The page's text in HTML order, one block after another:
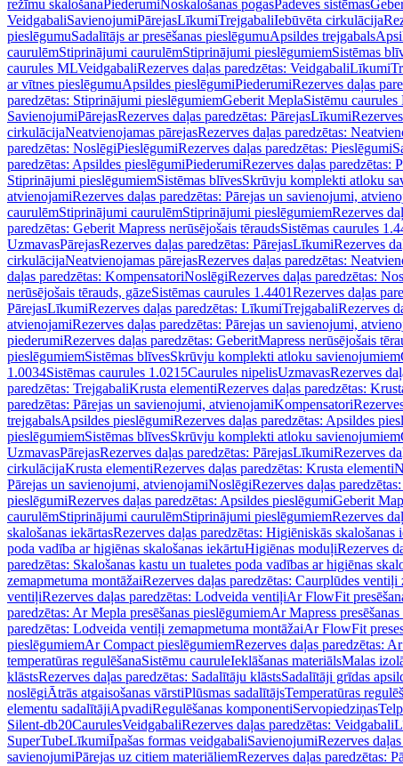
režīmu skalošanaPiederumiNoskalošanas pogasPadeves sistēmas
VeidgabaliSavienojumiPārejasLīkumiTrejgabaliIebūvēta cirkulācija
pieslēgumuSadalītājs ar presēšanas pieslēgumuApsildes trejgabals
caurulēmStiprinājumi caurulēmStiprinājumi pieslēgumiemSistēmas
caurules MLVeidgabaliRezerves daļas paredzētas: VeidgabaliLīkumi
ar vītnes pieslēgumuApsildes pieslēgumiPiederumiRezerves daļas
paredzētas: Stiprinājumi pieslēgumiemGeberit MeplaSistēmu
SavienojumiPārejasRezerves daļas paredzētas: PārejasLīkumi
cirkulācijaNeatvienojamas pārejasRezerves daļas paredzētas:
paredzētas: NoslēgiPieslēgumiRezerves daļas paredzētas: Pieslēgumi
paredzētas: Apsildes pieslēgumiPiederumiRezerves daļas paredzētas:
Stiprinājumi pieslēgumiemSistēmas blīvesSkrūvju komplekti atloku
atvienojamiRezerves daļas paredzētas: Pārejas un savienojumi,
caurulēmStiprinājumi caurulēmStiprinājumi pieslēgumiemRezerves
paredzētas: Geberit Mapress nerūsējošais tēraudsSistēmas caurules
UzmavasPārejasRezerves daļas paredzētas: PārejasLīkumiRezerves
cirkulācijaNeatvienojamas pārejasRezerves daļas paredzētas:
daļas paredzētas: KompensatoriNoslēgiRezerves daļas paredzētas:
nerūsējošais tērauds, gāzeSistēmas caurules 1.4401Rezerves daļas
PārejasLīkumiRezerves daļas paredzētas: LīkumiTrejgabaliRezerves
atvienojamiRezerves daļas paredzētas: Pārejas un savienojumi,
piederumiRezerves daļas paredzētas: GeberitMapress nerūsējošais
pieslēgumiemSistēmas blīvesSkrūvju komplekti atloku savienojumiem
1.0034Sistēmas caurules 1.0215Caurules nipelisUzmavasRezerves
paredzētas: TrejgabaliKrusta elementiRezerves daļas paredzētas:
paredzētas: Pārejas un savienojumi, atvienojamiKompensatori
trejgabalsApsildes pieslēgumiRezerves daļas paredzētas: Apsildes
pieslēgumiemSistēmas blīvesSkrūvju komplekti atloku savienojumiem
UzmavasPārejasRezerves daļas paredzētas: PārejasLīkumiRezerves
cirkulācijaKrusta elementiRezerves daļas paredzētas: Krusta elementi
Pārejas un savienojumi, atvienojamiNoslēgiRezerves daļas
pieslēgumiRezerves daļas paredzētas: Apsildes pieslēgumiGeberit
caurulēmStiprinājumi caurulēmStiprinājumi pieslēgumiemRezerves
skalošanas iekārtasRezerves daļas paredzētas: Higiēniskās skalošanas
poda vadība ar higiēnas skalošanas iekārtuHigiēnas moduļiRezerves
paredzētas: Skalošanas kastu un tualetes poda vadības ar higiēnas
zemapmetuma montāžaiRezerves daļas paredzētas: Caurplūdes ventiļi
ventiļiRezerves daļas paredzētas: Lodveida ventiļiAr FlowFit
paredzētas: Ar Mepla presēšanas pieslēgumiemAr Mapress
paredzētas: Lodveida ventiļi zemapmetuma montāžaiAr FlowFit
pieslēgumiemAr Compact pieslēgumiemRezerves daļas paredzētas:
temperatūras regulēšanaSistēmu cauruleIeklāšanas materiālsMalas
klāstsRezerves daļas paredzētas: Sadalītāju klāstsSadalītāji grīdas
noslēgiĀtrās atgaisošanas vārstiPlūsmas sadalītājsTemperatūras
elementu sadalītājiApvadiRegulēšanas komponentiServopiedziņas
Silent-db20CaurulesVeidgabaliRezerves daļas paredzētas: Veidgabali
SuperTubeLīkumiĪpašas formas veidgabaliSavienojumiRezerves
savienojumiPārejas uz citiem materiāliemRezerves daļas paredzētas: